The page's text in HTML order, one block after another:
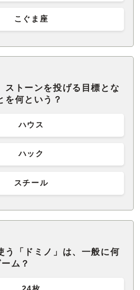
こぐま座
ストーンを投げる目標とな
を何という？
ハウス
ハック
スチール
う「ドミノ」は、一般に何
ム？